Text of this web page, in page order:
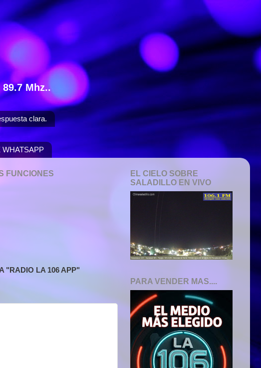
Mhz..
clara.
WHATSAPP
FUNCIONES
"RADIO LA 106 APP"
EL CIELO SOBRE
SALADILLO EN VIVO
PARA VENDER MAS....